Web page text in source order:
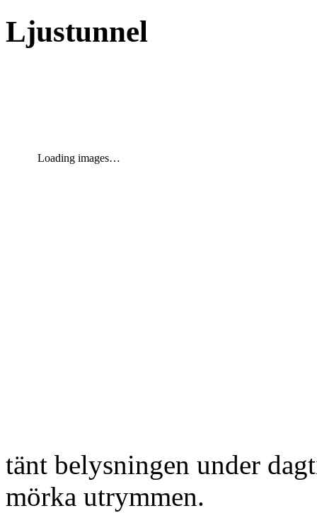
Ljustunnel
Loading images…
tänt belysningen under
mörka utrymmen.